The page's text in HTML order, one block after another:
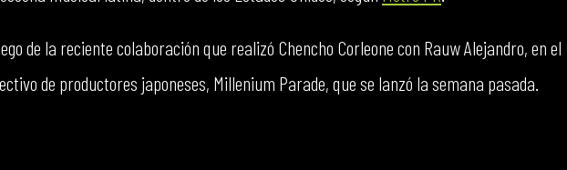
de la reciente colaboración que realizó Chencho Corleone con Rauw Alejandro, en el
de productores japoneses, Millenium Parade, que se lanzó la semana pasada.